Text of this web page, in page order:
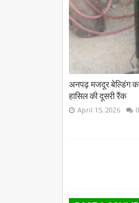
अनपढ़ मजदूर बेल्डिंग
हासिल की दूसरी रैंक
April 15, 2026 0